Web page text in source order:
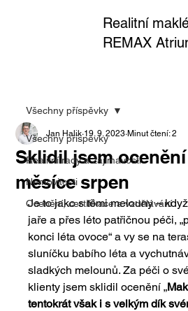
Realitní
REMAX
Všechny příspěvky
Realitní rady a zajímavosti
Nemovitosti
Ocenění, certifikace a vzdělávání
Všechny příspěvky
Sklidil jsem
měsíce srpen
Jan Halik 19. 9. 2023 Minut čtení: 2
Je to jako s těmi melouny –
jaře a přes léto patřičnou péči,
konci léta ovoce“ a vy se na
sluníčku babího léta a
sladkých melounů. Za péči o
klienty jsem sklidil ocenění „
tentokrát však i s velkým dík